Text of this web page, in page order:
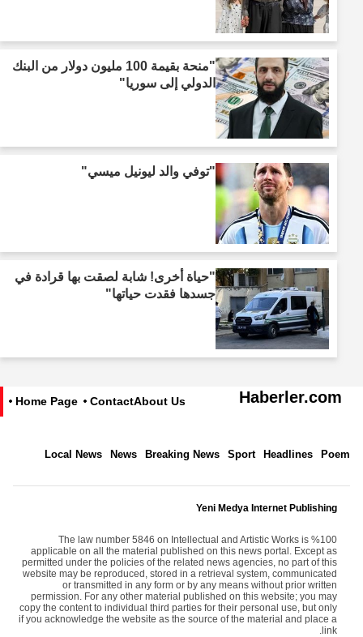
"منحة بقيمة 100 مليون دولار من البنك
الدولي إلى سوريا"
"توفي والد ليونيل ميسي"
"حياة أخرى! شابة لصقت بها قرادة في
جسدها فقدت حياتها"
Haberler.com
About Us
Contact
Home Page
Poem
Headlines
Sport
Breaking News
News
Local News
Yeni Medya Internet Publishing
The law number 5846 on Intellectual and Artistic Works is %100
applicable on all the material published on this news portal. Except as
permitted under the policies of the related news agencies, no part of this
website may be reproduced, stored in a retrieval system, communicated
or transmitted in any form or by any means without prior written
permission. For any other material published on this website; you may
copy the content to individual third parties for their personal use, but only
if you acknowledge the website as the source of the material and place a
link.